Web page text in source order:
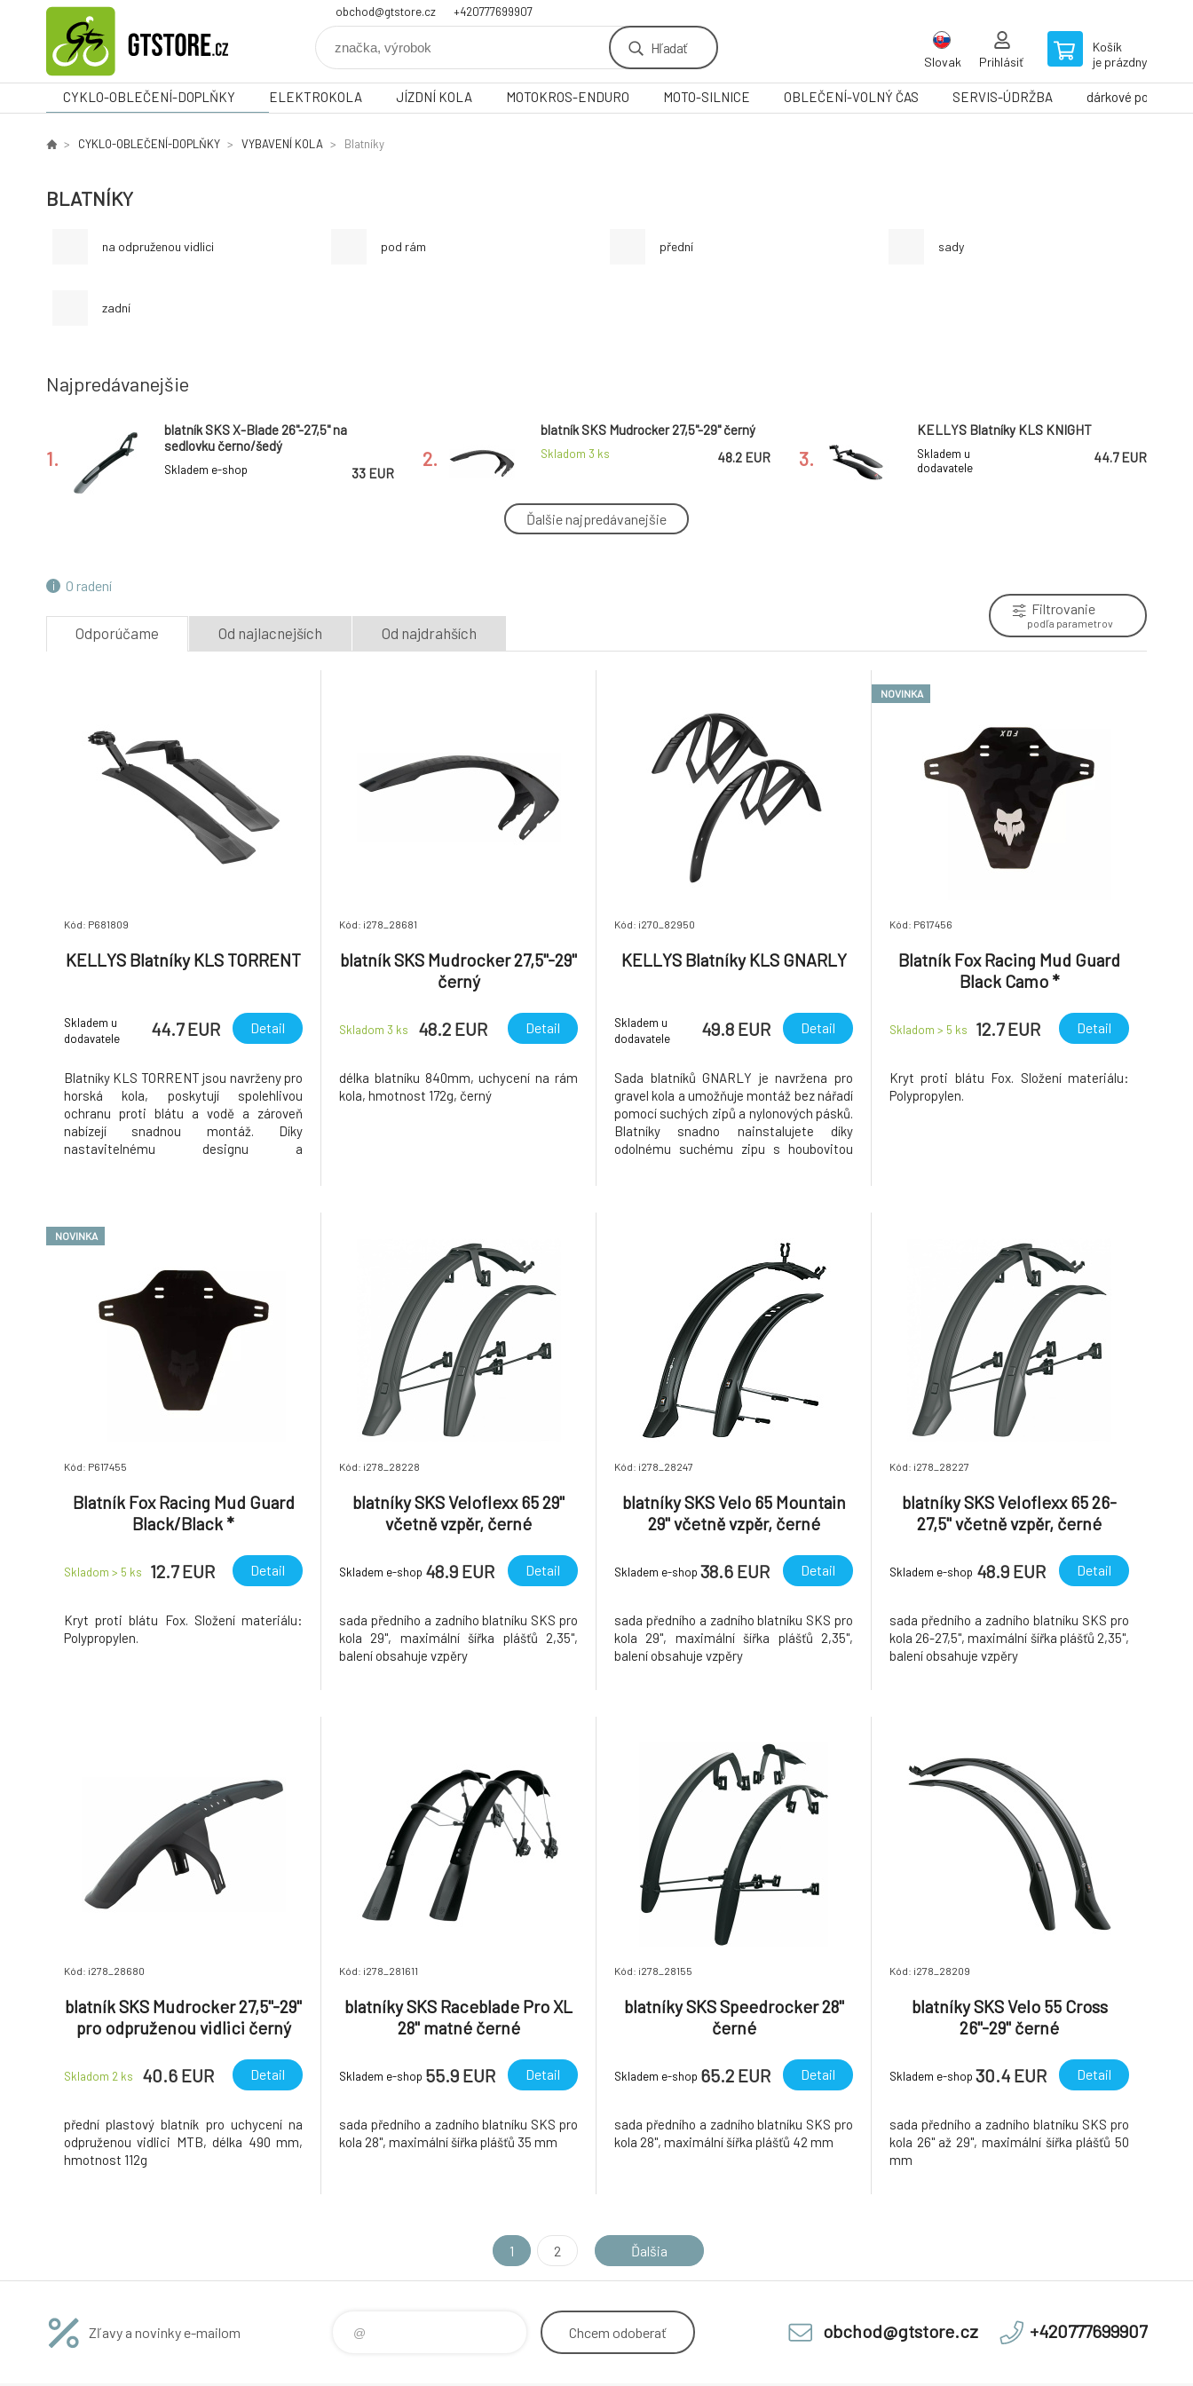
obchod@gtstore.cz +420777699907
Hľadať
Slovak Prihlásiť
Košík
je prázdny
CYKLO-OBLEČENÍ-DOPLŇKY ELEKTROKOLA JÍZDNÍ KOLA MOTOKROS-ENDURO MOTO-SILNICE OBLEČENÍ-VOLNÝ ČAS SERVIS-ÚDRŽBA dárkové poukazy
CYKLO-OBLEČENÍ-DOPLŇKY VYBAVENÍ KOLA Blatníky
BLATNÍKY
na odpruženou vidlici pod rám přední sady
zadní
Najpredávanejšie
1.
blatník SKS X-Blade 26"-27,5" na
sedlovku černo/šedý
Skladem e-shop 33 EUR
2.
blatník SKS Mudrocker 27,5"-29" černý
Skladom 3 ks 48.2 EUR 3.
KELLYS Blatníky KLS KNIGHT
Skladem u
dodavatele
44.7 EUR
blatníky SKS Veloflexx 65 26-27,5"
7.
vzpěr, černé
8. 44.7 EUR 9.
blatníky set OLYMPIK 26" Lux se
zástěrkou, 60 mm, stříbrné
Ďalšie najpredávanejšie
O radení
Odporúčame Od najlacnejších Od najdrahších
Filtrovanie
podľa parametrov
Kód: P681809
KELLYS Blatníky KLS TORRENT
Skladem u
dodavatele
44.7 EUR Detail
Blatníky KLS TORRENT jsou navrženy pro
horská kola, poskytují spolehlivou
ochranu proti blátu a vodě a zároveň
nabízejí snadnou montáž. Díky
nastavitelnému designu a
hliníkovými konzolami, kt
Kód: i278_28681
blatník SKS Mudrocker 27,5"-29"
černý
Skladom 3 ks 48.2 EUR Detail
délka blatníku 840mm, uchycení na rám
kola, hmotnost 172g, černý
Kód: i270_82950
KELLYS Blatníky KLS GNARLY
Skladem u
dodavatele
49.8 EUR Detail
Sada blatníků GNARLY je navržena pro
gravel kola a umožňuje montáž bez nářadí
pomocí suchých zipů a nylonových pásků.
Blatníky snadno nainstalujete díky
odolnému suchému zipu s houbovitou
NOVINKA
Kód: P617456
Blatník Fox Racing Mud Guard
Black Camo *
Skladom > 5 ks 12.7 EUR Detail
Kryt proti blátu Fox. Složení materiálu:
Polypropylen.
NOVINKA
Kód: P617455
Blatník Fox Racing Mud Guard
Black/Black *
Skladom > 5 ks 12.7 EUR Detail
Kryt proti blátu Fox. Složení materiálu:
Polypropylen.
Kód: i278_28228
blatníky SKS Veloflexx 65 29"
včetně vzpěr, černé
Skladem e-shop 48.9 EUR Detail
sada předního a zadního blatníku SKS pro
kola 29", maximální šířka plášťů 2,35",
balení obsahuje vzpěry
Kód: i278_28247
blatníky SKS Velo 65 Mountain
29" včetně vzpěr, černé
Skladem e-shop 38.6 EUR Detail
sada předního a zadního blatníku SKS pro
kola 29", maximální šířka plášťů 2,35",
balení obsahuje vzpěry
Kód: i278_28227
blatníky SKS Veloflexx 65 26-
27,5" včetně vzpěr, černé
Skladem e-shop 48.9 EUR Detail
sada předního a zadního blatníku SKS pro
kola 26-27,5", maximální šířka plášťů 2,35",
balení obsahuje vzpěry
Kód: i278_28680
blatník SKS Mudrocker 27,5"-29"
pro odpruženou vidlici černý
Skladom 2 ks 40.6 EUR Detail
přední plastový blatník pro uchycení na
odpruženou vidlici MTB, délka 490 mm,
hmotnost 112g
Kód: i278_281611
blatníky SKS Raceblade Pro XL
28" matné černé
Skladem e-shop 55.9 EUR Detail
sada předního a zadního blatníku SKS pro
kola 28", maximální šířka plášťů 35 mm
Kód: i278_28155
blatníky SKS Speedrocker 28"
černé
Skladem e-shop 65.2 EUR Detail
sada předního a zadního blatníku SKS pro
kola 28", maximální šířka plášťů 42 mm
Kód: i278_28209
blatníky SKS Velo 55 Cross
26"-29" černé
Skladem e-shop 30.4 EUR Detail
sada předního a zadního blatníku SKS pro
kola 26" až 29", maximální šířka plášťů 50
mm
1 2 Ďalšia
Zľavy a novinky e-mailom Chcem odoberať obchod@gtstore.cz +420777699907